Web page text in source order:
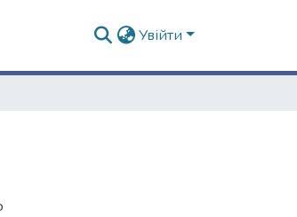
Увійти